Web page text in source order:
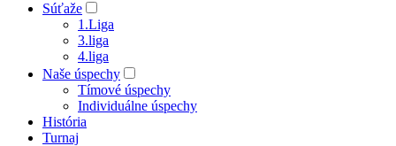
Súťaže
1.Liga
3.liga
4.liga
Naše úspechy
Tímové úspechy
Individuálne úspechy
História
Turnaj